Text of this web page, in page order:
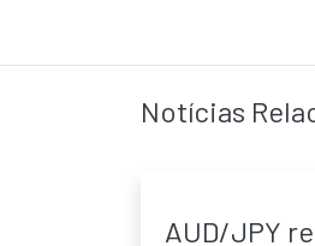
Notícias
AUD/JPY